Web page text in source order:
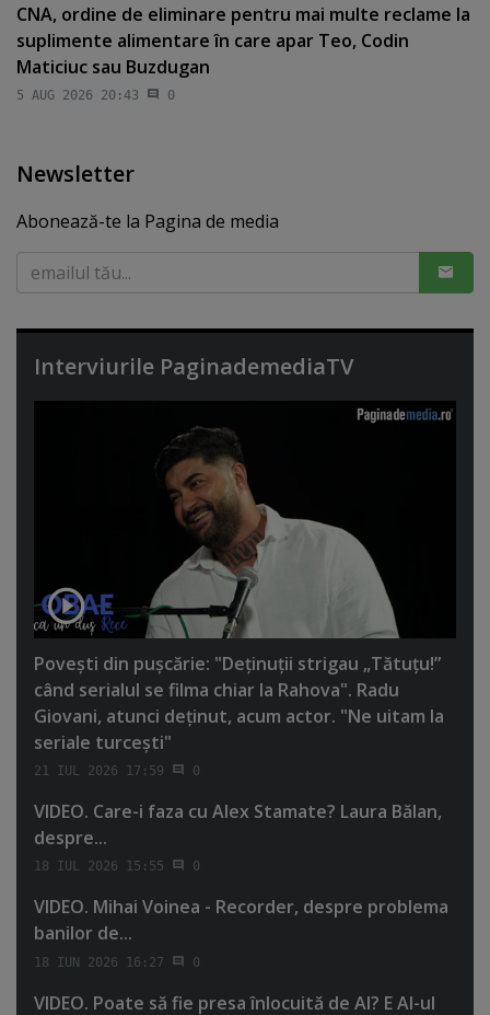
CNA, ordine de eliminare pentru mai multe reclame la
suplimente alimentare în care apar Teo, Codin
Maticiuc sau Buzdugan
5 AUG 2026 20:43 0
Newsletter
Abonează-te la Pagina de media
Interviurile PaginademediaTV
Poveşti din puşcărie: "Deţinuţii strigau „Tătuţu!”
când serialul se filma chiar la Rahova". Radu
Giovani, atunci deţinut, acum actor. "Ne uitam la
seriale turceşti"
21 IUL 2026 17:59 0
VIDEO. Care-i faza cu Alex Stamate? Laura Bălan,
despre...
18 IUL 2026 15:55 0
VIDEO. Mihai Voinea - Recorder, despre problema
banilor de...
18 IUN 2026 16:27 0
VIDEO. Poate să fie presa înlocuită de AI? E AI-ul